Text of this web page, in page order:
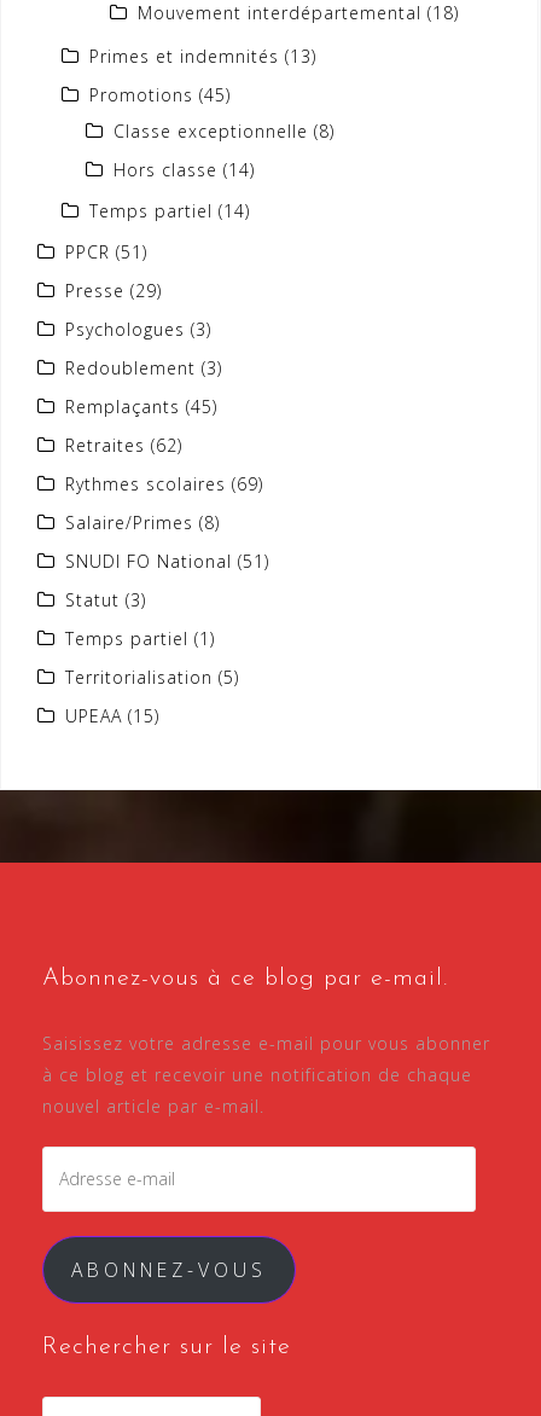
Mouvement interdépartemental (18)
Primes et indemnités (13)
Promotions (45)
Classe exceptionnelle (8)
Hors classe (14)
Temps partiel (14)
PPCR (51)
Presse (29)
Psychologues (3)
Redoublement (3)
Remplaçants (45)
Retraites (62)
Rythmes scolaires (69)
Salaire/Primes (8)
SNUDI FO National (51)
Statut (3)
Temps partiel (1)
Territorialisation (5)
UPEAA (15)
Abonnez-vous à ce blog par e-mail.
Saisissez votre adresse e-mail pour vous abonner
à ce blog et recevoir une notification de chaque
nouvel article par e-mail.
ABONNEZ-VOUS
Rechercher sur le site